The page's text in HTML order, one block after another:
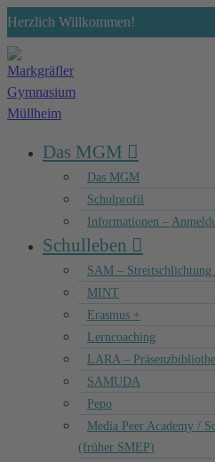
Zum
Inhalt
springen
Herzlich Willkommen!
Das MGM
Das MGM
Schulprofil
Informationen –
Schulleben
SAM –
MINT
Erasmus +
Lerncoaching
LARA –
SAMUDA
Pepo
Media Peer Academy /
(früher SMEP)